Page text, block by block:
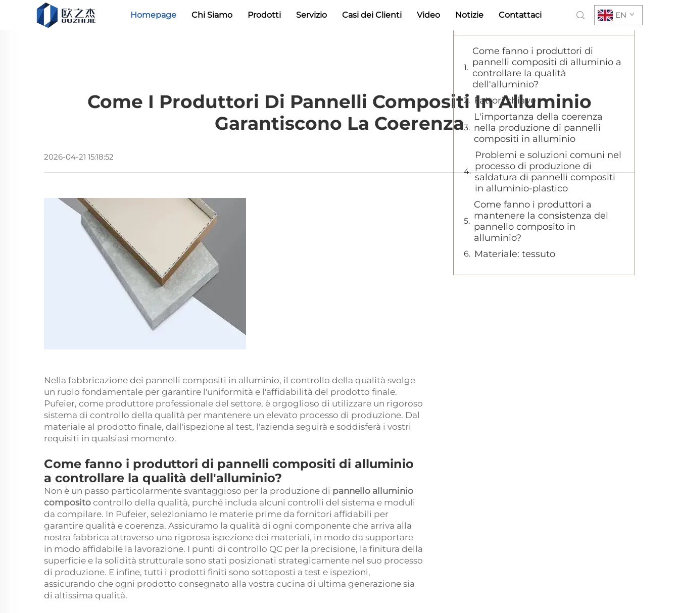
Homepage Chi Siamo Prodotti Servizio Casi dei Clienti Video Notizie Contattaci EN
Come I Produttori Di Pannelli Compositi In Alluminio
Garantiscono La Coerenza
2026-04-21 15:18:52
Nella fabbricazione dei pannelli compositi in alluminio, il controllo della qualità svolge
un ruolo fondamentale per garantire l'uniformità e l'affidabilità del prodotto finale.
Pufeier, come produttore professionale del settore, è orgoglioso di utilizzare un rigoroso
sistema di controllo della qualità per mantenere un elevato processo di produzione. Dal
materiale al prodotto finale, dall'ispezione al test, l'azienda seguirà e soddisferà i vostri
requisiti in qualsiasi momento.
Come fanno i produttori di pannelli compositi di alluminio
a controllare la qualità dell'alluminio?
Non è un passo particolarmente svantaggioso per la produzione di pannello alluminio
composito controllo della qualità, purché includa alcuni controlli del sistema e moduli
da compilare. In Pufeier, selezioniamo le materie prime da fornitori affidabili per
garantire qualità e coerenza. Assicuramo la qualità di ogni componente che arriva alla
nostra fabbrica attraverso una rigorosa ispezione dei materiali, in modo da supportare
in modo affidabile la lavorazione. I punti di controllo QC per la precisione, la finitura della
superficie e la solidità strutturale sono stati posizionati strategicamente nel suo processo
di produzione. E infine, tutti i prodotti finiti sono sottoposti a test e ispezioni,
assicurando che ogni prodotto consegnato alla vostra cucina di ultima generazione sia
di altissima qualità.
Sommario
Come fanno i produttori di
pannelli compositi di alluminio a
controllare la qualità
dell'alluminio?
Fattori chiave
L'importanza della coerenza
nella produzione di pannelli
compositi in alluminio
Problemi e soluzioni comuni nel
processo di produzione di
saldatura di pannelli compositi
in alluminio-plastico
Come fanno i produttori a
mantenere la consistenza del
pannello composito in
alluminio?
Materiale: tessuto